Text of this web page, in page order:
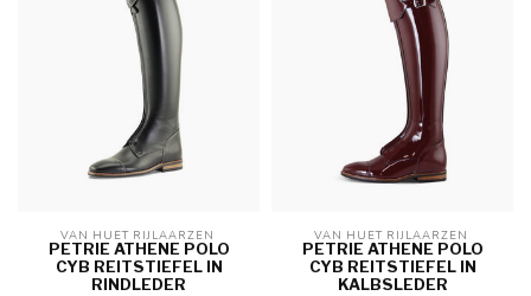
VAN HUET RIJLAARZEN
PETRIE ATHENE POLO
CYB REITSTIEFEL IN
RINDLEDER
VAN HUET RIJLAARZEN
PETRIE ATHENE POLO
CYB REITSTIEFEL IN
KALBSLEDER